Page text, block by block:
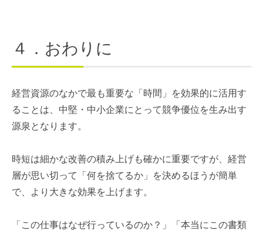
４．おわりに
経営資源のなかで最も重要な「時間」を効果的に活用す
ることは、中堅・中小企業にとって競争優位を生み出す
源泉となります。
時短は細かな改善の積み上げも確かに重要ですが、経営
層が思い切って「何を捨てるか」を決めるほうが簡単
で、より大きな効果を上げます。
「この仕事はなぜ行っているのか？」「本当にこの書類